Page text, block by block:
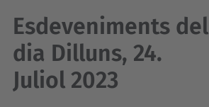
Esdeveniments del
dia Dilluns, 24.
Juliol 2023